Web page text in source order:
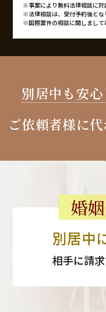
※事案により無料法律相談に対
※法律相談は、受付予約後とな
※国際案件の相談に関しまして
別居中も安
ご依頼者様に代
婚
別居中
相手に請求